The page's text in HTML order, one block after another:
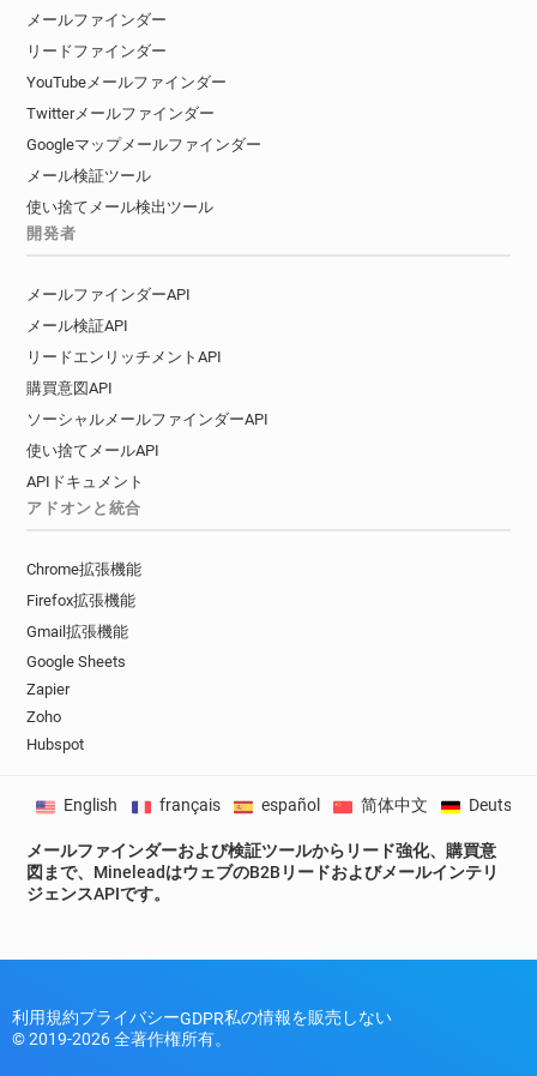
メールファインダー
リードファインダー
YouTubeメールファインダー
Twitterメールファインダー
Googleマップメールファインダー
メール検証ツール
使い捨てメール検出ツール
開発者
メールファインダーAPI
メール検証API
リードエンリッチメントAPI
購買意図API
ソーシャルメールファインダーAPI
使い捨てメールAPI
APIドキュメント
アドオンと統合
Chrome拡張機能
Firefox拡張機能
Gmail拡張機能
Google Sheets
Zapier
Zoho
Hubspot
メールファインダーおよび検証ツールからリード強化、購買意
図まで、MineleadはウェブのB2Bリードおよびメールインテリ
ジェンスAPIです。
English français español 简体中文 Deutsch
利用規約プライバシーGDPR私の情報を販売しない
© 2019-2026 全著作権所有。